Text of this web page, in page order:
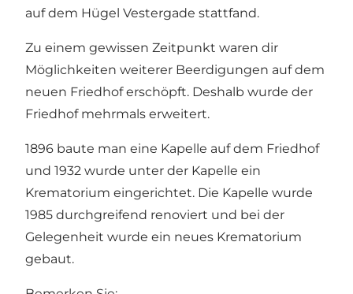
auf dem Hügel Vestergade stattfand.
Zu einem gewissen Zeitpunkt waren dir
Möglichkeiten weiterer Beerdigungen auf dem
neuen Friedhof erschöpft. Deshalb wurde der
Friedhof mehrmals erweitert.
1896 baute man eine Kapelle auf dem Friedhof
und 1932 wurde unter der Kapelle ein
Krematorium eingerichtet. Die Kapelle wurde
1985 durchgreifend renoviert und bei der
Gelegenheit wurde ein neues Krematorium
gebaut.